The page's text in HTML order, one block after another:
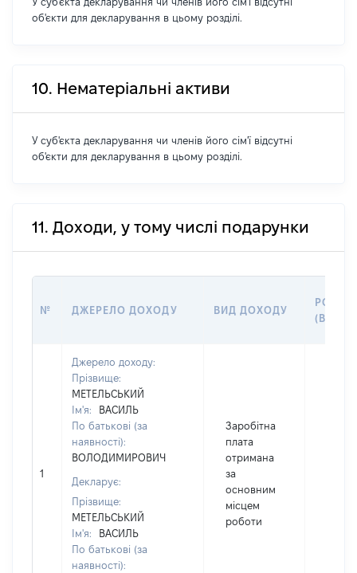
об'єкти для декларування в цьому розділі.
10. Нематеріальні активи
У суб'єкта декларування чи членів його сім'ї відсутні
об'єкти для декларування в цьому розділі.
11. Доходи, у тому числі подарунки
№ ДЖЕРЕЛО ДОХОДУ ВИД ДОХОДУ
1
Джерело доходу:
Прізвище:
МЕТЕЛЬСЬКИЙ
Ім'я:
ВАСИЛЬ
По батькові (за
наявності):
ВОЛОДИМИРОВИЧ
Декларує:
Прізвище:
МЕТЕЛЬСЬКИЙ
Ім'я:
ВАСИЛЬ
По батькові (за
наявності):
Заробітна
плата
отримана
за
основним
місцем
роботи